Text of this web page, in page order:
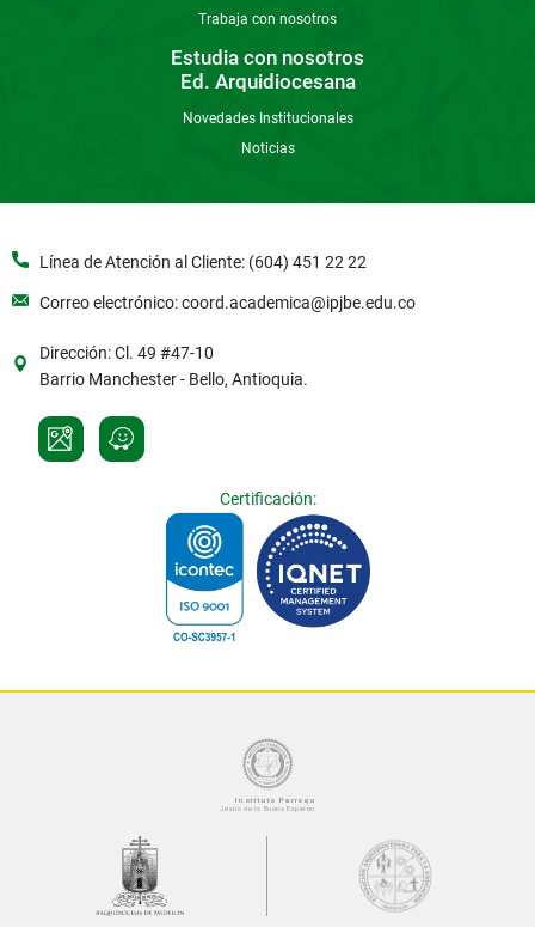
Trabaja con nosotros
Estudia con nosotros
Ed. Arquidiocesana
Novedades Institucionales
Noticias
Línea de Atención al Cliente: (604) 451 22 22
Correo electrónico: coord.academica@ipjbe.edu.co
Dirección: Cl. 49 #47-10
Barrio Manchester - Bello, Antioquia.
Certificación: